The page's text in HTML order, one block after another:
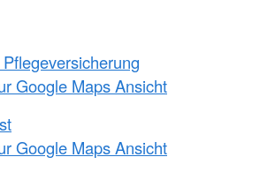
Google Maps Ansicht
Google Maps Ansicht